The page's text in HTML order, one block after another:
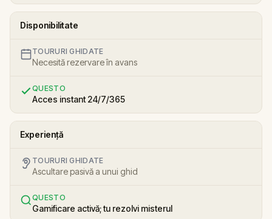
Disponibilitate
TOURURI GHIDATE
Necesită rezervare în avans
QUESTO
Acces instant 24/7/365
Experiență
TOURURI GHIDATE
Ascultare pasivă a unui ghid
QUESTO
Gamificare activă; tu rezolvi misterul